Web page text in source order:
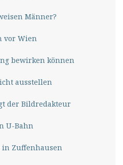
Männer?
vor Wien
bewirken können
ausstellen
der Bildredakteur
U-Bahn
Zuffenhausen